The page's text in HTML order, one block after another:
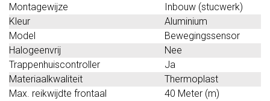
Montagewijze
Inbouw (stucwerk)
Kleur
Aluminium
Model
Bewegingssensor
Halogeenvrij
Nee
Trappenhuiscontroller
Ja
Materiaalkwaliteit
Thermoplast
Max. reikwijdte frontaal
40 Meter (m)